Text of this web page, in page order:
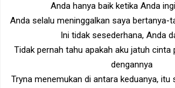
Anda hanya baik ketika Anda
Anda selalu meninggalkan saya bertanya-
Ini tidak sesederhana, Anda
Tidak pernah tahu apakah aku jatuh cinta
dengannya
Tryna menemukan di antara keduanya, itu